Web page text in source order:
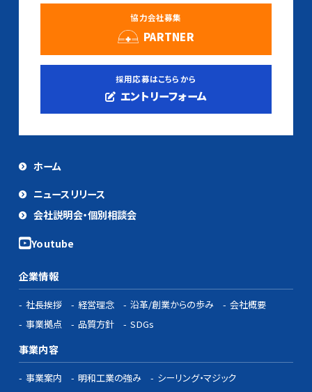
協力会社募集
PARTNER
採用応募はこちらから
エントリーフォーム
ホーム
ニュースリリース
会社説明会・個別相談会
企業情報
社長挨拶 経営理念 沿革/創業からの歩み
会社概要
事業拠点
品質方針 SDGs
事業内容
事業案内 明和工業の強み シーリング・マジック